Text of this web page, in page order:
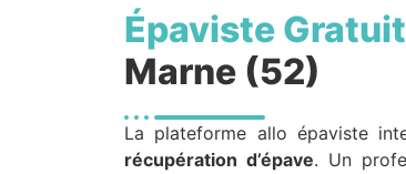
Épaviste Gratuit
Marne (52)
La plateforme allo épaviste
récupération d’épave. Un